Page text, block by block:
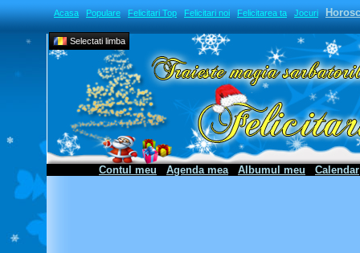
Acasa Populare Felicitari Top Felicitari noi Felicitarea ta Jocuri
Selectati limba
Contul meu Agenda mea Albumul meu Calendar